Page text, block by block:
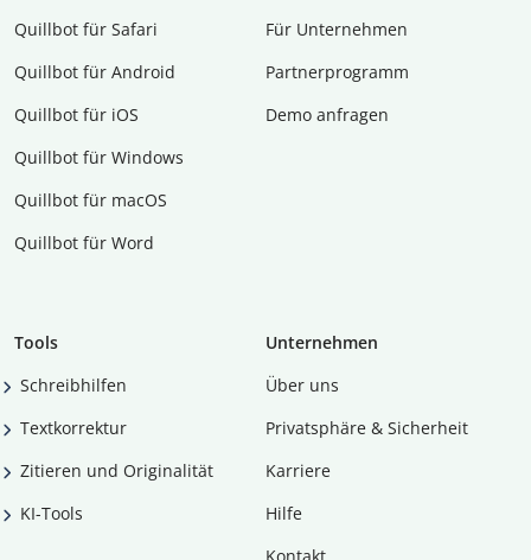
Quillbot für Safari
Quillbot für Android
Quillbot für iOS
Quillbot für Windows
Quillbot für macOS
Quillbot für Word
Für Unternehmen
Partnerprogramm
Demo anfragen
Tools
Schreibhilfen
Textkorrektur
Zitieren und Originalität
KI-Tools
Unternehmen
Über uns
Privatsphäre & Sicherheit
Karriere
Hilfe